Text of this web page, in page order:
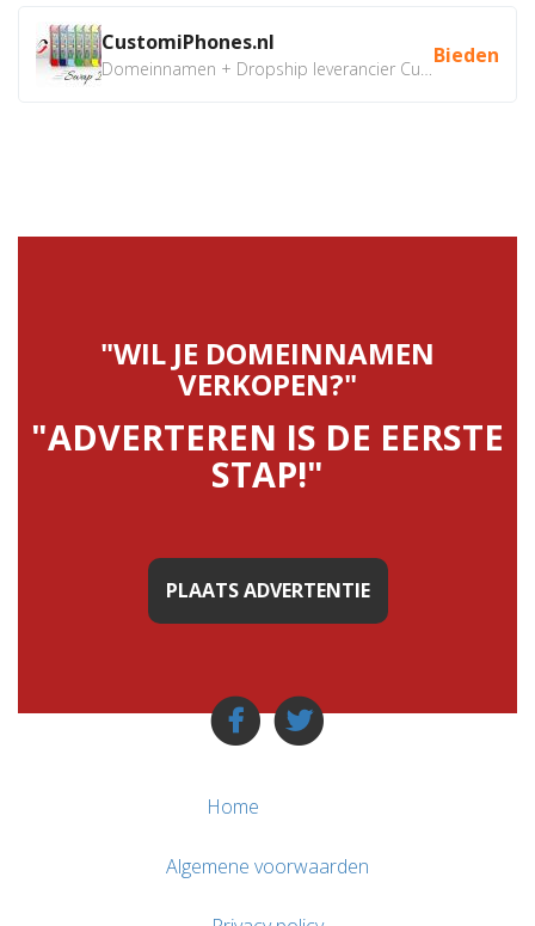
CustomiPhones.nl Bieden
"WIL JE DOMEINNAMEN
VERKOPEN?"
"ADVERTEREN IS DE EERSTE
STAP!"
PLAATS ADVERTENTIE
Home
Algemene voorwaarden